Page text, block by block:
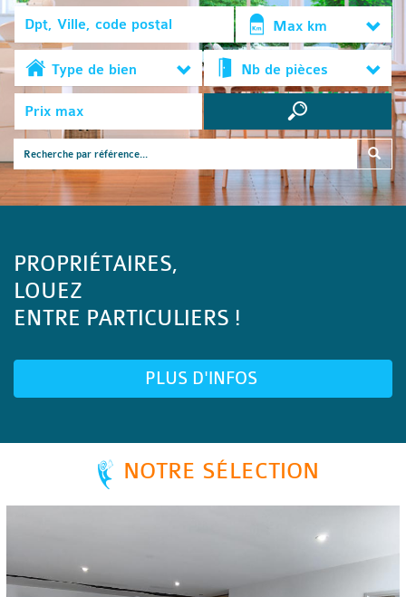
Max km
Type de bien Nb de pièces
PROPRIÉTAIRES,
LOUEZ
ENTRE PARTICULIERS !
PLUS D'INFOS
NOTRE SÉLECTION